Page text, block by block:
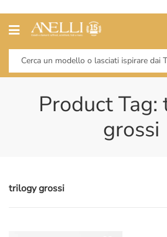
Product
grossi
trilogy grossi